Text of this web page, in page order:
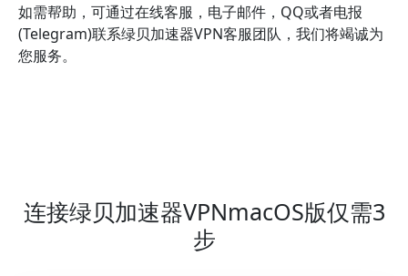
如需帮助，可通过在线客服，电子邮件，QQ或者电报
(Telegram)联系绿贝加速器VPN客服团队，我们将竭诚为
您服务。
连接绿贝加速器VPNmacOS版仅需3
步